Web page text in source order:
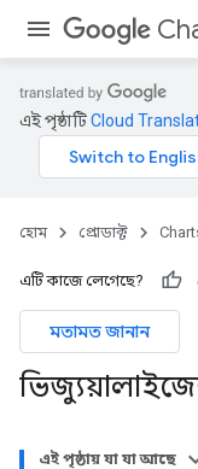
এই পৃষ্ঠাটিCloud
হোম প্রোডাক্ট
এটি কাজে লেগেছে?
মতামত জানান
এই পৃষ্ঠায় যা যা আছে